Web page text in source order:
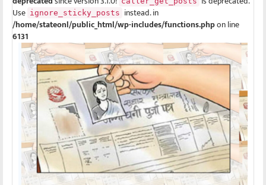
Use ignore_sticky_posts instead. in
/home/stateonl/public_html/wp-includes/functions.phpon line
6131